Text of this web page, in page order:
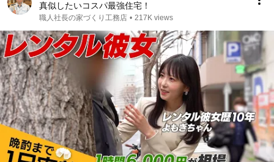
真似したいコスパ最強住宅！
職人社長の家づくり工務店 • 217K views